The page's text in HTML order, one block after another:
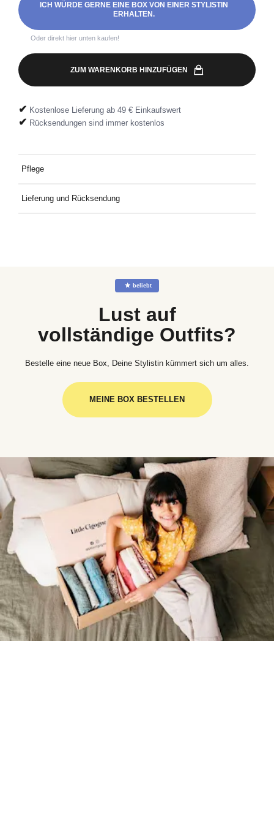
ICH WÜRDE GERNE EINE BOX VON EINER STYLISTIN
ERHALTEN.
Oder direkt hier unten kaufen!
ZUM WARENKORB HINZUFÜGEN
✔ Kostenlose Lieferung ab 49 € Einkaufswert
✔ Rücksendungen sind immer kostenlos
Pflege
Lieferung und Rücksendung
☆ beliebt
Lust auf
vollständige Outfits?
Bestelle eine neue Box, Deine Stylistin kümmert sich um alles.
MEINE BOX BESTELLEN